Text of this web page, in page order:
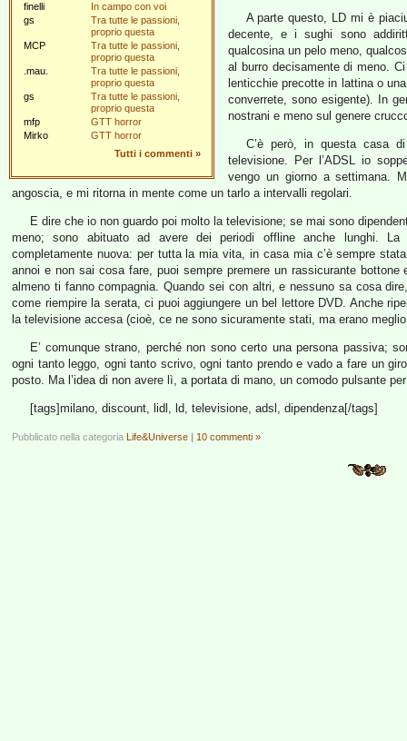
finelli
In campo con voi
gs
Tra tutte le passioni,
proprio questa
MCP
Tra tutte le passioni,
proprio questa
.mau.
Tra tutte le passioni,
proprio questa
gs
Tra tutte le passioni,
proprio questa
mfp
GTT horror
Mirko
GTT horror
Tutti i commenti »
A parte questo, LD mi è
decente, e i sughi sono
qualcosina un pelo meno,
al burro decisamente di meno.
lenticchie precotte in lattina o
converrete, sono esigente). In
nostrani e meno sul genere
C’è però, in questa casa
televisione. Per l’ADSL io
vengo un giorno a settimana.
angoscia, e mi ritorna in mente come un tarlo a intervalli regolari.
E dire che io non guardo poi molto la televisione; se mai sono
meno; sono abituato ad avere dei periodi offline anche lunghi.
completamente nuova: per tutta la mia vita, in casa mia c’è sempre
annoi e non sai cosa fare, puoi sempre premere un rassicurante
almeno ti fanno compagnia. Quando sei con altri, e nessuno sa cosa
come riempire la serata, ci puoi aggiungere un bel lettore DVD. Anche
la televisione accesa (cioè, ce ne sono sicuramente stati, ma erano
E’ comunque strano, perché non sono certo una persona passiva;
ogni tanto leggo, ogni tanto scrivo, ogni tanto prendo e vado a fare un
posto. Ma l’idea di non avere lì, a portata di mano, un comodo pulsante
[tags]milano, discount, lidl, ld, televisione, adsl, dipendenza[/tags]
Pubblicato nella categoria Life&Universe | 10 commenti »